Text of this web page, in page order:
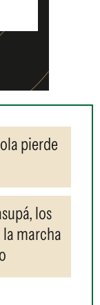
pierde
los
marcha